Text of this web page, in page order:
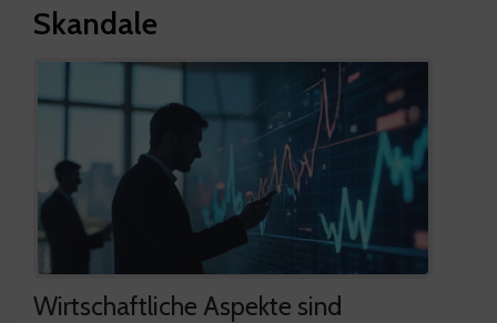
Skandale
Wirtschaftliche Aspekte sind